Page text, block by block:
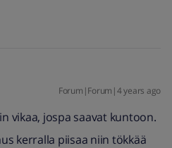
Forum|Forum|4 years ago
vikaa, jospa saavat kuntoon.
kerralla piisaa niin tökkää